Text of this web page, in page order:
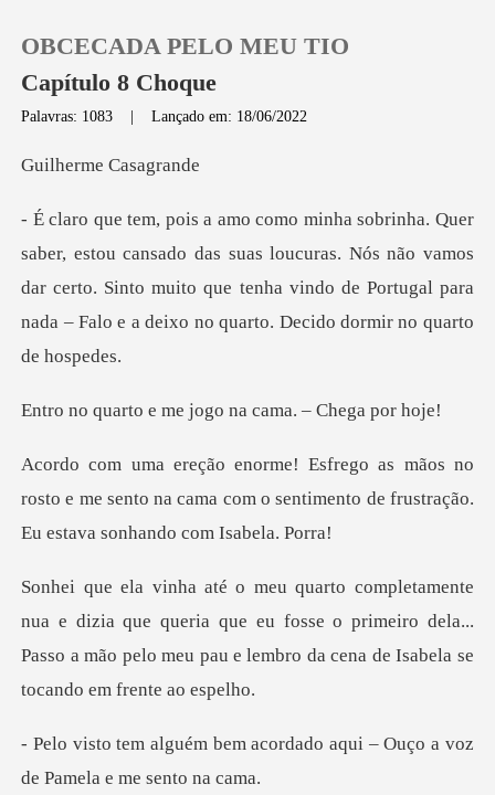
Loja
Histórico
Sair
Baixar App
OBCECADA PELO MEU TIO
Capítulo 8 Choque
Palavras: 1083 |Lançado em: 18/06/2022
rme Ca
as suas loucuras. Nós não vamos
dar certo. Sinto muito que tenha vindo de Port
me jogo na cama.
rosto e me sento na cama com o sentimento de fr
que queria que eu fosse o primeiro dela...
Passo a mão pelo meu
acordado aqui – Ouço a voz
d